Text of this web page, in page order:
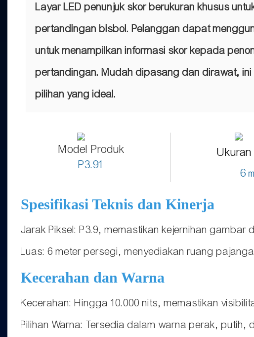
Layar LED penunjuk skor berukuran khusus
pertandingan bisbol. Pelanggan dapat
untuk menampilkan informasi skor kepada
pertandingan. Mudah dipasang dan dirawat, ini
pilihan yang ideal.
Model Produk
P3.91
6
Spesifikasi Teknis dan Kinerja
Jarak Piksel: P3.9, memastikan kejernihan gambar
Luas: 6 meter persegi, menyediakan ruang
Kecerahan dan Warna
Kecerahan: Hingga 10.000 nits, memastikan
Pilihan Warna: Tersedia dalam warna perak,